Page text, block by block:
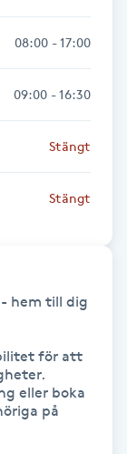
08:00 - 17:00
09:00 - 16:30
Stängt
Stängt
hem till dig
för att
eller boka
på